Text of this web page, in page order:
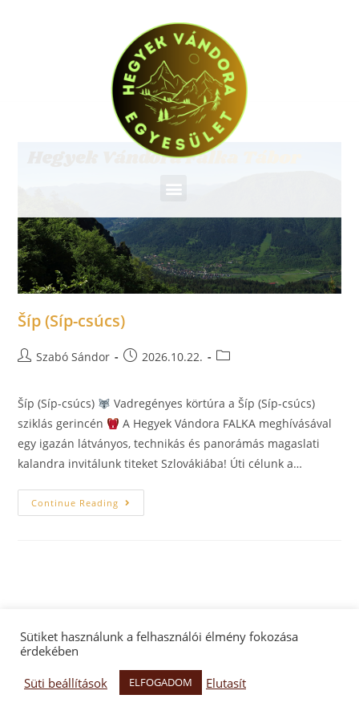
Šíp (Síp-csúcs)
Szabó Sándor 2026.10.22.
Šíp (Síp-csúcs)
Vadregényes körtúra a Šíp (Síp-csúcs)
sziklás gerincén
A Hegyek Vándora FALKA meghívásával
egy igazán látványos, technikás és panorámás magaslati
kalandra invitálunk titeket Szlovákiába! Úti célunk a…
Continue Reading
Facebook oldal Facebook csoport Adatkezelés
Sütiket használunk a felhasználói élmény fokozása
érdekében
Süti beállítások
ELFOGADOM Elutasít